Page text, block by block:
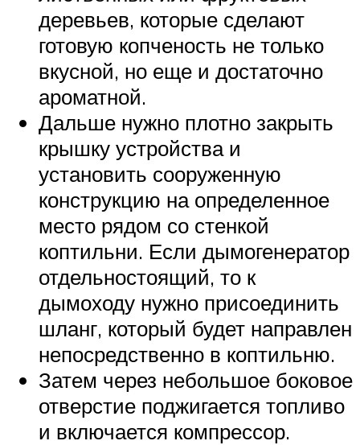
деревьев, которые сделают
готовую копченость не только
вкусной, но еще и достаточно
ароматной.
Дальше нужно плотно закрыть
крышку устройства и
установить сооруженную
конструкцию на определенное
место рядом со стенкой
коптильни. Если дымогенератор
отдельностоящий, то к
дымоходу нужно присоединить
шланг, который будет направлен
непосредственно в коптильню.
Затем через небольшое боковое
отверстие поджигается топливо
и включается компрессор.